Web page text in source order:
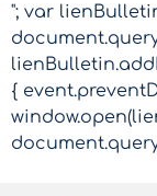
"; var
{